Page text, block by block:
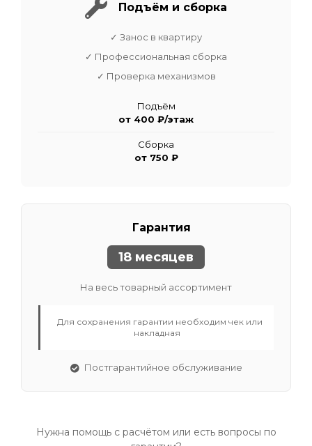
Подъём и сборка
✓ Занос в квартиру
✓ Профессиональная сборка
✓ Проверка механизмов
Подъём
от 400 ₽/этаж
Сборка
от 750 ₽
Гарантия
18 месяцев
На весь товарный ассортимент
Для сохранения гарантии необходим чек или
накладная
Постгарантийное обслуживание
Нужна помощь с расчётом или есть вопросы по